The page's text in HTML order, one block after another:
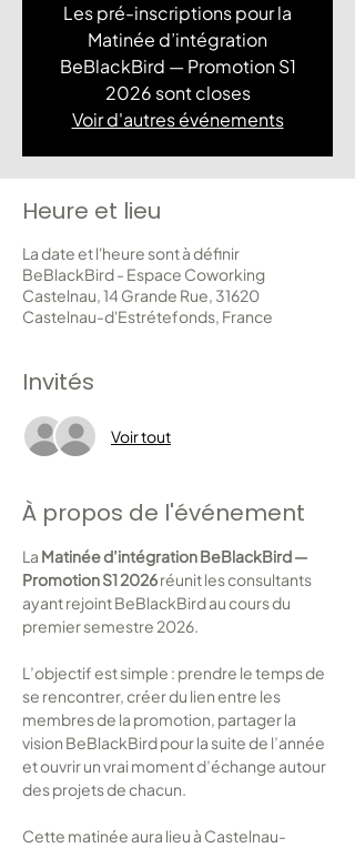
Les pré-inscriptions pour la
Matinée d’intégration
BeBlackBird — Promotion S1
2026 sont closes
Voir d'autres événements
Heure et lieu
La date et l'heure sont à définir
BeBlackBird - Espace Coworking
Castelnau, 14 Grande Rue, 31620
Castelnau-d'Estrétefonds, France
Invités
Voir tout
À propos de l'événement
La Matinée d’intégration BeBlackBird —
Promotion S1 2026 réunit les consultants
ayant rejoint BeBlackBird au cours du
premier semestre 2026.
L’objectif est simple : prendre le temps de
se rencontrer, créer du lien entre les
membres de la promotion, partager la
vision BeBlackBird pour la suite de l’année
et ouvrir un vrai moment d’échange autour
des projets de chacun.
Cette matinée aura lieu à Castelnau-